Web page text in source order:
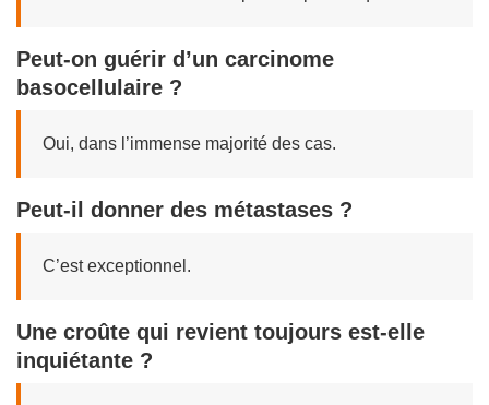
Peut-on guérir d’un carcinome
basocellulaire ?
Oui, dans l’immense majorité des cas.
Peut-il donner des métastases ?
C’est exceptionnel.
Une croûte qui revient toujours est-elle
inquiétante ?